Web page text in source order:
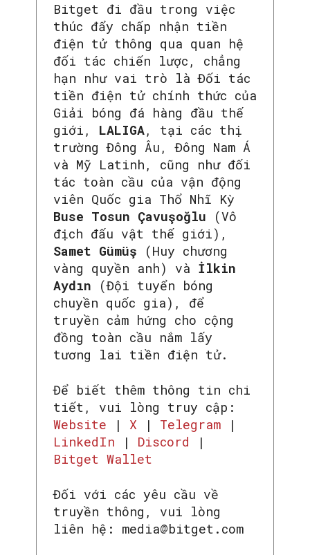
Bitget đi đầu trong việc
thúc đẩy chấp nhận tiền
điện tử thông qua quan hệ
đối tác chiến lược, chẳng
hạn như vai trò là Đối tác
tiền điện tử chính thức của
Giải bóng đá hàng đầu thế
giới, LALIGA, tại các thị
trường Đông Âu, Đông Nam Á
và Mỹ Latinh, cũng như đối
tác toàn cầu của vận động
viên Quốc gia Thổ Nhĩ Kỳ
Buse Tosun Çavuşoğlu
(Vô
địch đấu vật thế giới),
Samet Gümüş (Huy chương
vàng quyền anh) và İlkin
Aydın (Đội tuyển bóng
chuyền quốc gia), để
truyền cảm hứng cho cộng
đồng toàn cầu nắm lấy
tương lai tiền điện tử.
Để biết thêm thông tin chi
tiết, vui lòng truy cập:
Website | X | Telegram |
LinkedIn | Discord |
Bitget Wallet
Đối với các yêu cầu về
truyền thông, vui lòng
liên hệ: media@bitget.com